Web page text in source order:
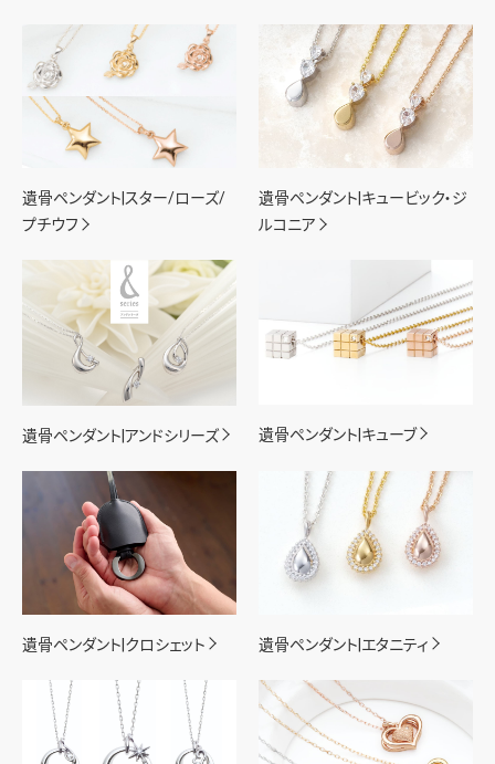
遺骨ペンダント|スター/ローズ/
プチウフ
遺骨ペンダント|キュービック・ジ
ルコニア
遺骨ペンダント|アンドシリーズ 遺骨ペンダント|キューブ
遺骨ペンダント|クロシェット 遺骨ペンダント|エタニティ